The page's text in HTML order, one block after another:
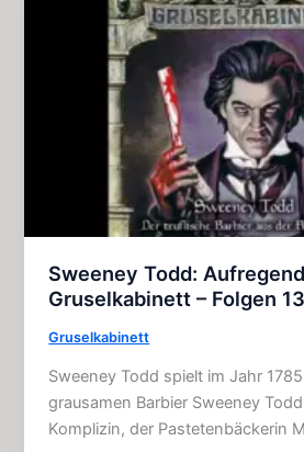
Sweeney Todd:
Gruselkabinett – Folgen
Gruselkabinett
Sweeney Todd spielt im Jahr
grausamen Barbier Sweeney
Komplizin, der Pastetenbäckerin